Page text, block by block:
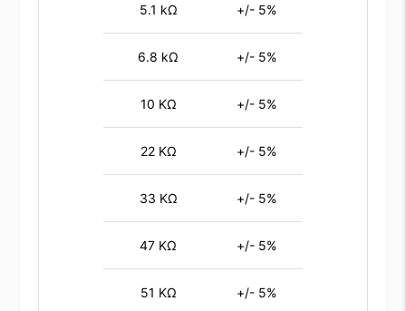
5.1 kΩ +/- 5%
6.8 kΩ +/- 5%
10 KΩ +/- 5%
22 KΩ +/- 5%
33 KΩ +/- 5%
47 KΩ +/- 5%
51 KΩ +/- 5%